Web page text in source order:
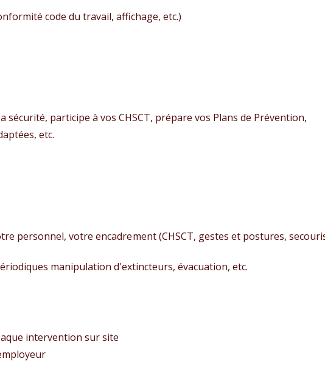
code du travail, affichage, etc.)
participe à vos CHSCT, prépare vos Plans de Prévention,
etc.
personnel, votre encadrement (CHSCT, gestes et postures,
manipulation d'extincteurs, évacuation, etc.
intervention sur site